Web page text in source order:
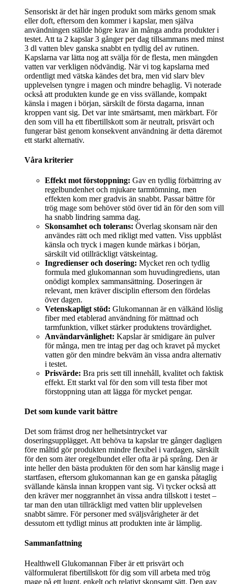
Sensoriskt är det här ingen produkt som märks genom smak
eller doft, eftersom den kommer i kapslar, men själva
användningen ställde högre krav än många andra produkter i
testet. Att ta 2 kapslar 3 gånger per dag tillsammans med minst
3 dl vatten blev ganska snabbt en tydlig del av rutinen.
Kapslarna var lätta nog att svälja för de flesta, men mängden
vatten var verkligen nödvändig. När vi tog kapslarna med
ordentligt med vätska kändes det bra, men vid slarv blev
upplevelsen tyngre i magen och mindre behaglig. Vi noterade
också att produkten kunde ge en viss svällande, kompakt
känsla i magen i början, särskilt de första dagarna, innan
kroppen vant sig. Det var inte smärtsamt, men märkbart. För
den som vill ha ett fibertillskott som är neutralt, prisvärt och
fungerar bäst genom konsekvent användning är detta däremot
ett starkt alternativ.
Våra kriterier
Effekt mot förstoppning: Gav en tydlig förbättring av
regelbundenhet och mjukare tarmtömning, men
effekten kom mer gradvis än snabbt. Passar bättre för
trög mage som behöver stöd över tid än för den som vill
ha snabb lindring samma dag.
Skonsamhet och tolerans: Överlag skonsam när den
användes rätt och med rikligt med vatten. Viss uppblåst
känsla och tryck i magen kunde märkas i början,
särskilt vid otillräckligt vätskeintag.
Ingredienser och dosering: Mycket ren och tydlig
formula med glukomannan som huvudingrediens, utan
onödigt komplex sammansättning. Doseringen är
relevant, men kräver disciplin eftersom den fördelas
över dagen.
Vetenskapligt stöd: Glukomannan är en välkänd löslig
fiber med etablerad användning för mättnad och
tarmfunktion, vilket stärker produktens trovärdighet.
Användarvänlighet: Kapslar är smidigare än pulver
för många, men tre intag per dag och kravet på mycket
vatten gör den mindre bekväm än vissa andra alternativ
i testet.
Prisvärde: Bra pris sett till innehåll, kvalitet och faktisk
effekt. Ett starkt val för den som vill testa fiber mot
förstoppning utan att lägga för mycket pengar.
Det som kunde varit bättre
Det som främst drog ner helhetsintrycket var
doseringsupplägget. Att behöva ta kapslar tre gånger dagligen
före måltid gör produkten mindre flexibel i vardagen, särskilt
för den som äter oregelbundet eller ofta är på språng. Den är
inte heller den bästa produkten för den som har känslig mage i
startfasen, eftersom glukomannan kan ge en ganska påtaglig
svällande känsla innan kroppen vant sig. Vi tycker också att
den kräver mer noggrannhet än vissa andra tillskott i testet –
tar man den utan tillräckligt med vatten blir upplevelsen
snabbt sämre. För personer med sväljsvårigheter är det
dessutom ett tydligt minus att produkten inte är lämplig.
Sammanfattning
Healthwell Glukomannan Fiber är ett prisvärt och
välformulerat fibertillskott för dig som vill arbeta med trög
mage på ett lugnt, enkelt och relativt skonsamt sätt. Den gav